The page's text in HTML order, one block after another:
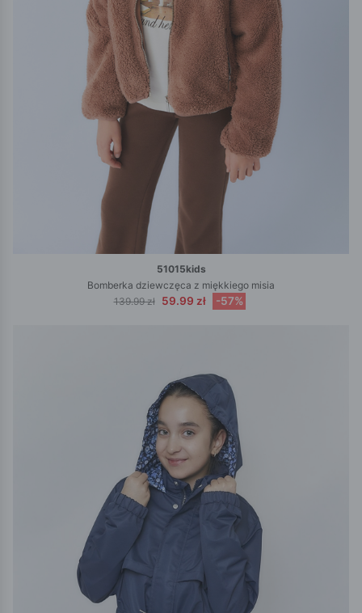
51015kids
Bomberka dziewczęca z miękkiego misia
139.99 zł
59.99 zł -57%